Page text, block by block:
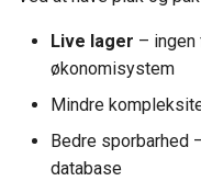
Live lager –
økonomisystem
Mindre
Bedre
database